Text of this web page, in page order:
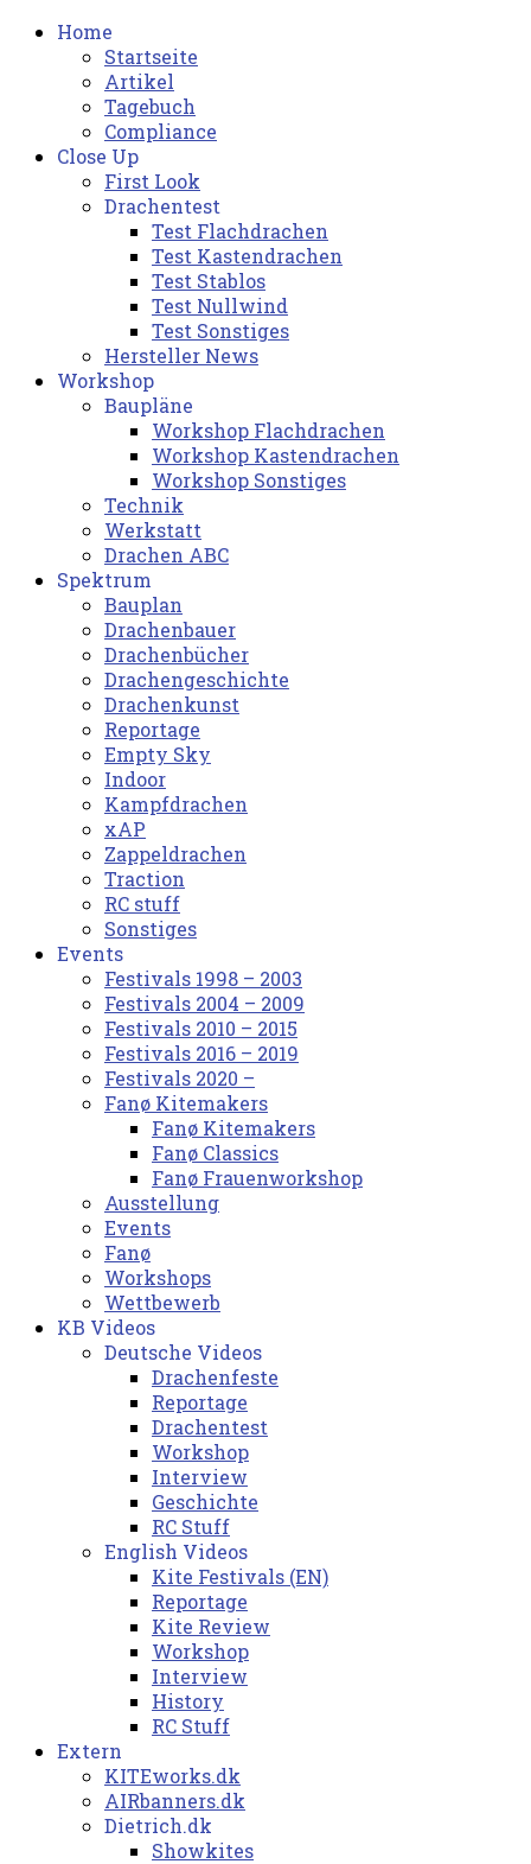
Home
Startseite
Artikel
Tagebuch
Compliance
Close Up
First Look
Drachentest
Test Flachdrachen
Test Kastendrachen
Test Stablos
Test Nullwind
Test Sonstiges
Hersteller News
Workshop
Baupläne
Workshop Flachdrachen
Workshop Kastendrachen
Workshop Sonstiges
Technik
Werkstatt
Drachen ABC
Spektrum
Bauplan
Drachenbauer
Drachenbücher
Drachengeschichte
Drachenkunst
Reportage
Empty Sky
Indoor
Kampfdrachen
xAP
Zappeldrachen
Traction
RC stuff
Sonstiges
Events
Festivals 1998 – 2003
Festivals 2004 – 2009
Festivals 2010 – 2015
Festivals 2016 – 2019
Festivals 2020 –
Fanø Kitemakers
Fanø Kitemakers
Fanø Classics
Fanø Frauenworkshop
Ausstellung
Events
Fanø
Workshops
Wettbewerb
KB Videos
Deutsche Videos
Drachenfeste
Reportage
Drachentest
Workshop
Interview
Geschichte
RC Stuff
English Videos
Kite Festivals (EN)
Reportage
Kite Review
Workshop
Interview
History
RC Stuff
Extern
KITEworks.dk
AIRbanners.dk
Dietrich.dk
Showkites